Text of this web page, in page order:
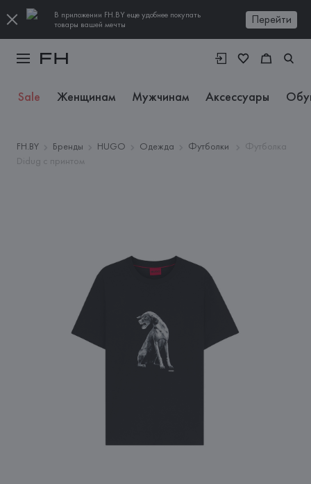
В приложении FH.BY еще удобнее покупать
товары вашей мечты
Перейти
Sale Женщинам Мужчинам Аксессуары
FH.BY Бренды HUGO Одежда Футболки
Футболка
Didug с принтом